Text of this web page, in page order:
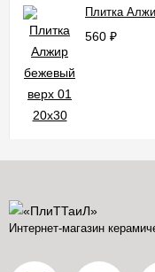
Плитка
560 ₽
Интернет-магазин